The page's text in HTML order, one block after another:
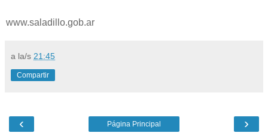
www.saladillo.gob.ar
a la/s 21:45
Compartir
‹ ›
Página Principal